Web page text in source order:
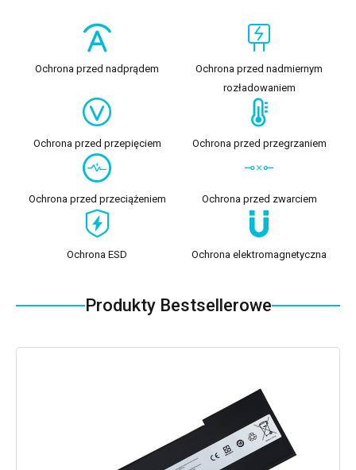
Ochrona przed nadprądem
Ochrona przed nadmiernym
rozładowaniem
Ochrona przed przepięciem Ochrona przed przegrzaniem
Ochrona przed przeciążeniem Ochrona przed zwarciem
Ochrona ESD Ochrona elektromagnetyczna
Produkty Bestsellerowe